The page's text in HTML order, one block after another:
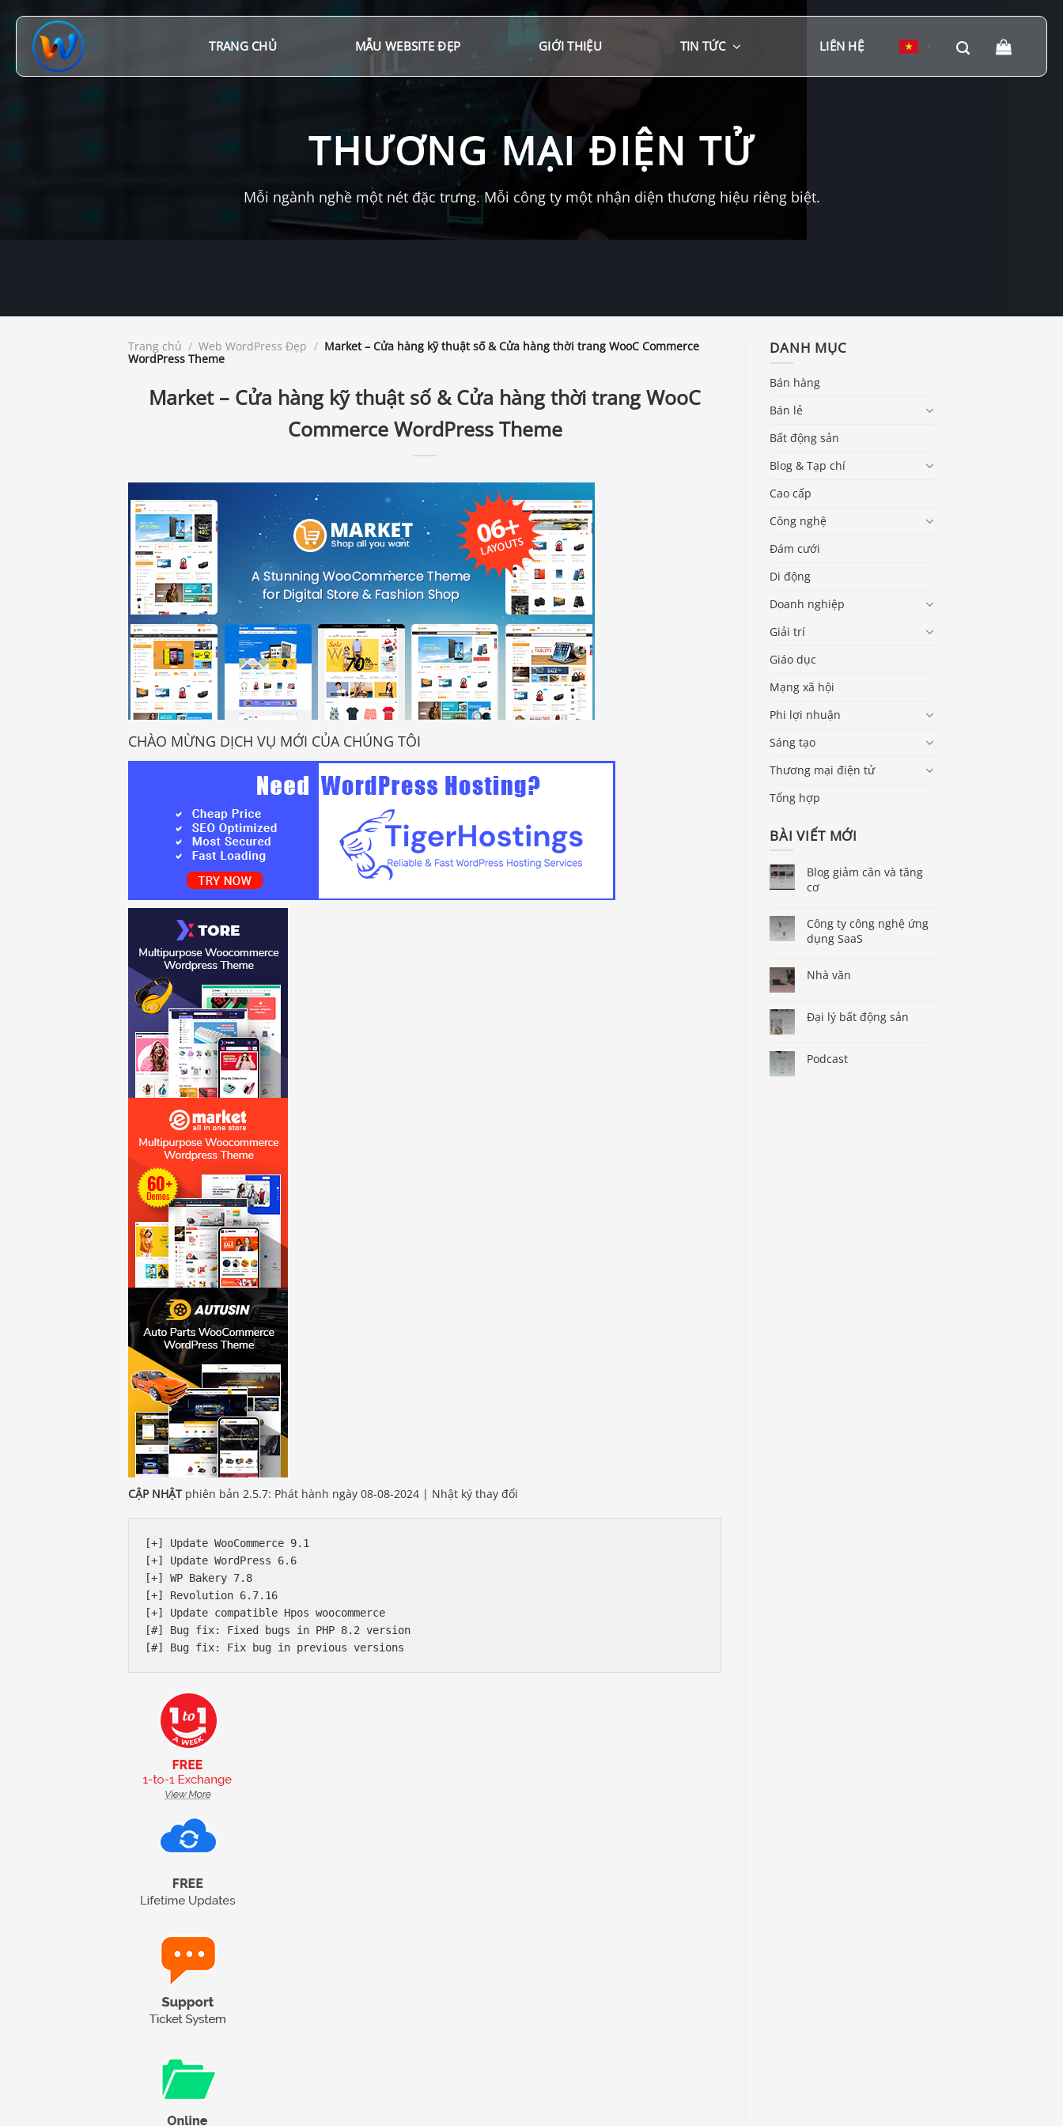
đến
TRANG CHỦ MẪU WEBSITE ĐẸP GIỚI THIỆU TIN TỨC LIÊN HỆ
THƯƠNG MẠI ĐIỆN TỬ
Mỗi ngành nghề một nét đặc trưng. Mỗi công ty một nhận diện thương hiệu riêng biệt.
Trang chủ / Web WordPress Đẹp / Market – Cửa hàng kỹ thuật số & Cửa hàng thời trang WooC Commerce
WordPress Theme
Market – Cửa hàng kỹ thuật số & Cửa hàng thời trang WooC
Commerce WordPress Theme
CHÀO MỪNG DỊCH VỤ MỚI CỦA CHÚNG TÔI
CẬP NHẬTphiên bản 2.5.7: Phát hành ngày 08-08-2024 | Nhật ký thay đổi
[+] Update WooCommerce 9.1
[+] Update WordPress 6.6
[+] WP Bakery 7.8
[+] Revolution 6.7.16
[+] Update compatible Hpos woocommerce
[#] Bug fix: Fixed bugs in PHP 8.2 version
DANH MỤC
Bán hàng
Bán lẻ
Bất động sản
Blog & Tạp chí
Cao cấp
Công nghệ
Đám cưới
Di động
Doanh nghiệp
Giải trí
Giáo dục
Mạng xã hội
Phi lợi nhuận
Sáng tạo
Thương mại điện tử
Tổng hợp
BÀI VIẾT MỚI
Blog giảm cân và tăng
cơ
Công ty công nghệ ứng
dụng SaaS
Nhà văn
Đại lý bất động sản
Podcast